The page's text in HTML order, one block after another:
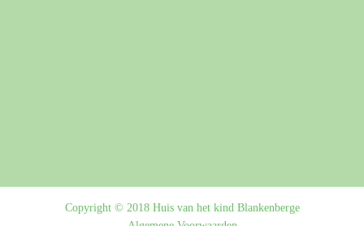
Copyright © 2018 Huis van het kind Blankenberge